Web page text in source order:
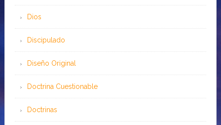
Dios
Discipulado
Diseño Original
Doctrina Cuestionable
Doctrinas